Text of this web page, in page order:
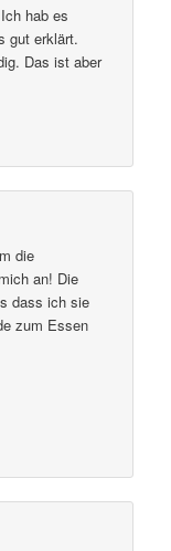
hab es
gut erklärt.
Das ist aber
die
an! Die
dass ich sie
zum Essen